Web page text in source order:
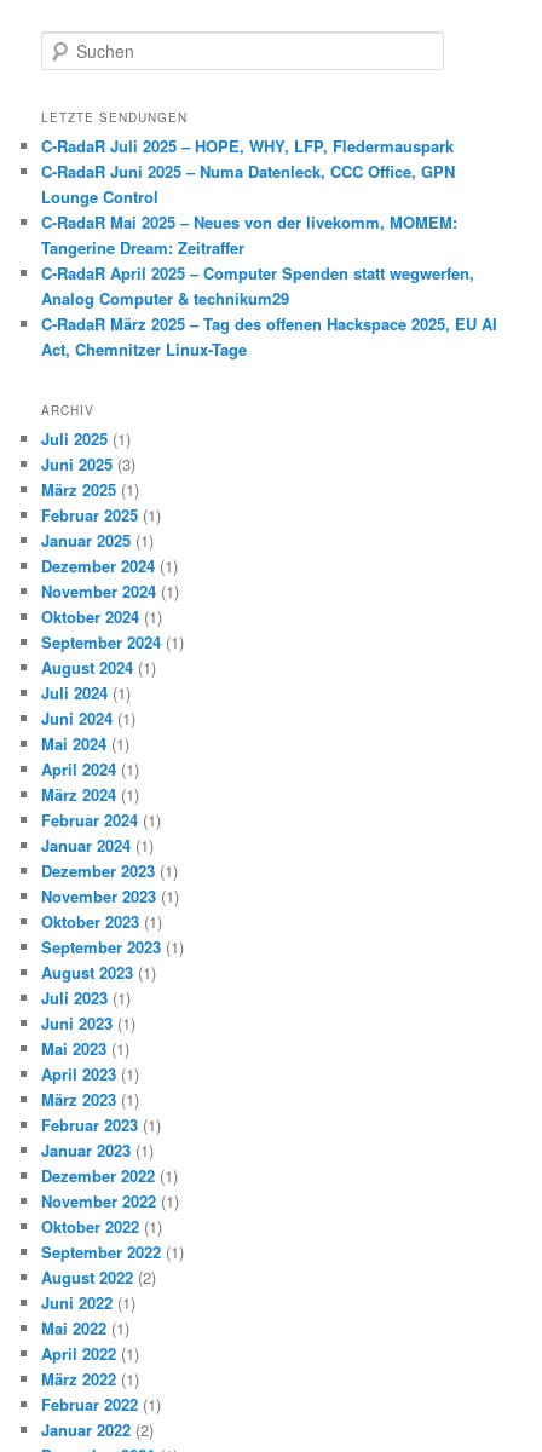
u
h
n
LETZTE SENDUNGEN
C-RadaR Juli 2025 – HOPE, WHY, LFP, Fledermauspark
C-RadaR Juni 2025 – Numa Datenleck, CCC Office, GPN
Lounge Control
C-RadaR Mai 2025 – Neues von der livekomm, MOMEM:
Tangerine Dream: Zeitraffer
C-RadaR April 2025 – Computer Spenden statt wegwerfen,
Analog Computer & technikum29
C-RadaR März 2025 – Tag des offenen Hackspace 2025, EU AI
Act, Chemnitzer Linux-Tage
ARCHIV
Juli 2025 (1)
Juni 2025 (3)
März 2025 (1)
Februar 2025 (1)
Januar 2025 (1)
Dezember 2024 (1)
November 2024 (1)
Oktober 2024 (1)
September 2024 (1)
August 2024 (1)
Juli 2024 (1)
Juni 2024 (1)
Mai 2024 (1)
April 2024 (1)
März 2024 (1)
Februar 2024 (1)
Januar 2024 (1)
Dezember 2023 (1)
November 2023 (1)
Oktober 2023 (1)
September 2023 (1)
August 2023 (1)
Juli 2023 (1)
Juni 2023 (1)
Mai 2023 (1)
April 2023 (1)
März 2023 (1)
Februar 2023 (1)
Januar 2023 (1)
Dezember 2022 (1)
November 2022 (1)
Oktober 2022 (1)
September 2022 (1)
August 2022 (2)
Juni 2022 (1)
Mai 2022 (1)
April 2022 (1)
März 2022 (1)
Februar 2022 (1)
Januar 2022 (2)